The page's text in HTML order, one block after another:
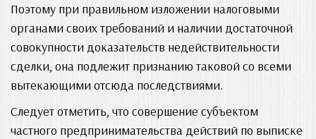
Поэтому при правильном изложении налоговыми
органами своих требований и наличии достаточной
совокупности доказательств недействительности
сделки, она подлежит признанию таковой со всеми
вытекающими отсюда последствиями.
Следует отметить, что совершение субъектом
частного предпринимательства действий по выписке